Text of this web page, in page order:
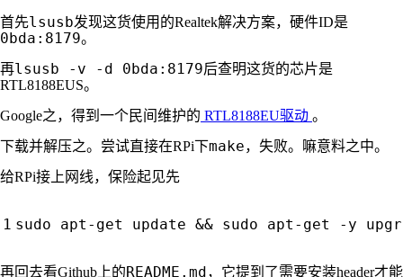
首先lsusb发现这货使用的Realtek解决方案，硬件ID是
0bda:8179。
再lsusb -v -d 0bda:8179后查明这货的芯片是
RTL8188EUS。
Google之，得到一个民间维护的 RTL8188EU驱动 。
下载并解压之。尝试直接在RPi下make，失败。嘛意料之中。
给RPi接上网线，保险起见先
sudo apt-get update &&
再回去看Github上的README.md，它提到了需要安装header才能